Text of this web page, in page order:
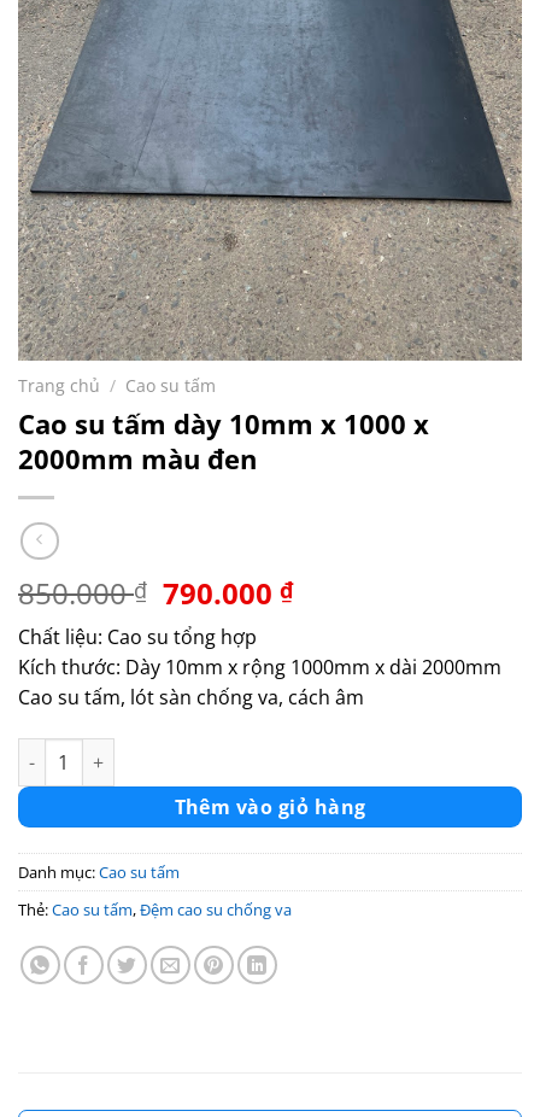
Trang chủ / Cao su tấm
Cao su tấm dày 10mm x 1000 x
2000mm màu đen
850.000₫ Giá
gốc
là:
850.000 ₫.
790.000₫Giá
tại
là:
790.000 ₫.
Chất liệu: Cao su tổng hợp
Kích thước: Dày 10mm x rộng 1000mm x dài 2000mm
Cao su tấm, lót sàn chống va, cách âm
Cao su tấm dày 10mm x 1000 x 2000mm màu đen số lượng
Thêm vào giỏ hàng
Danh mục:Cao su tấm
Thẻ:Cao su tấm,Đệm cao su chống va